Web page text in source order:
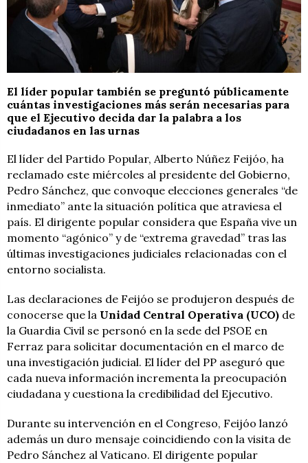
El líder popular también se preguntó públicamente
cuántas investigaciones más serán necesarias para
que el Ejecutivo decida dar la palabra a los
ciudadanos en las urnas
El líder del Partido Popular, Alberto Núñez Feijóo, ha
reclamado este miércoles al presidente del Gobierno,
Pedro Sánchez, que convoque elecciones generales “de
inmediato” ante la situación política que atraviesa el
país. El dirigente popular considera que España vive un
momento “agónico” y de “extrema gravedad” tras las
últimas investigaciones judiciales relacionadas con el
entorno socialista.
Las declaraciones de Feijóo se produjeron después de
conocerse que la Unidad Central Operativa (UCO) de
la Guardia Civil se personó en la sede del PSOE en
Ferraz para solicitar documentación en el marco de
una investigación judicial. El líder del PP aseguró que
cada nueva información incrementa la preocupación
ciudadana y cuestiona la credibilidad del Ejecutivo.
Durante su intervención en el Congreso, Feijóo lanzó
además un duro mensaje coincidiendo con la visita de
Pedro Sánchez al Vaticano. El dirigente popular